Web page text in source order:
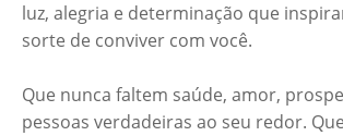
luz, alegria e determinação que
sorte de conviver com você.
Que nunca faltem saúde, amor,
pessoas verdadeiras ao seu redor.